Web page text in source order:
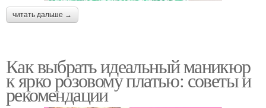
читать дальше →
Как выбрать идеальный маникюр
к ярко розовому платью: советы и
рекомендации